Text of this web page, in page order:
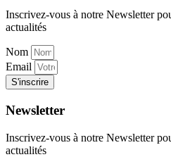
Inscrivez-vous à notre Newsletter
actualités
Nom
Email
S'inscrire
Newsletter
Inscrivez-vous à notre Newsletter
actualités